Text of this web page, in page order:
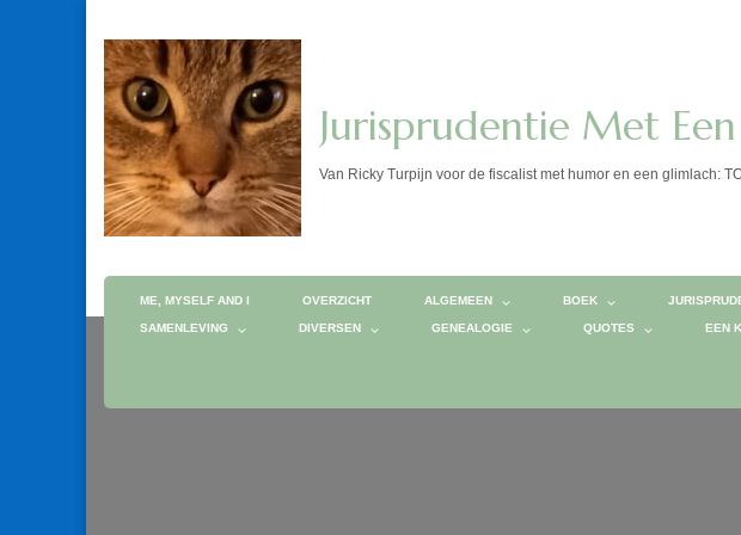
Jurisprudentie Met
Van Ricky Turpijn voor de fiscalist met humor en een glimlach:
ME, MYSELF AND I OVERZICHT ALGEMEEN BOEK
SAMENLEVING DIVERSEN GENEALOGIE QUOTES EEN